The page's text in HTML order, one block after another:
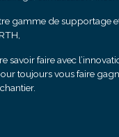
gamme de supportage
savoir faire avec
toujours vous faire